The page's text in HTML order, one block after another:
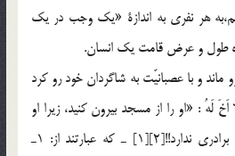
تقسيم كنيم،به هر نفري به اندازة «يك وجب در يك
طول و عرض قامت يك انسان.
ماند و با عصبانيّت به شاگردان خود رو كرد
لَهُ : «او را از مسجد بيرون كنيد، زيرا او
خودش رافضي (شيعه) است و برادري ندارد!![2][1] ـ كه عبارتند از: 1ـ